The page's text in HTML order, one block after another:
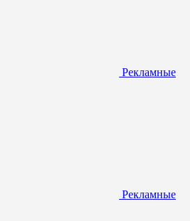
Рекламные
Рекламные